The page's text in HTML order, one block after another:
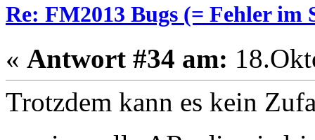
Re: FM2013 Bugs (= Fehler im
« Antwort #34 am:
Trotzdem kann es kein